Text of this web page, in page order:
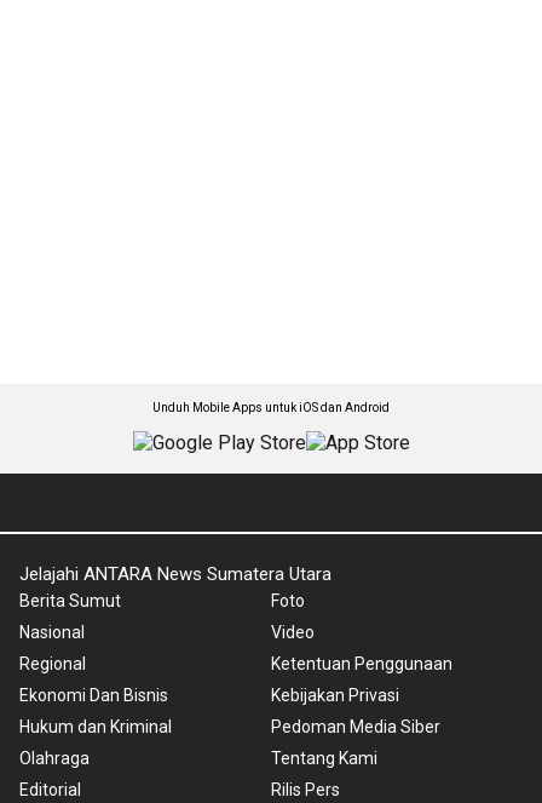
Unduh Mobile Apps untuk iOS dan Android
Jelajahi ANTARA News Sumatera Utara
Berita Sumut
Nasional
Regional
Ekonomi Dan Bisnis
Hukum dan Kriminal
Olahraga
Editorial
Foto
Video
Ketentuan Penggunaan
Kebijakan Privasi
Pedoman Media Siber
Tentang Kami
Rilis Pers